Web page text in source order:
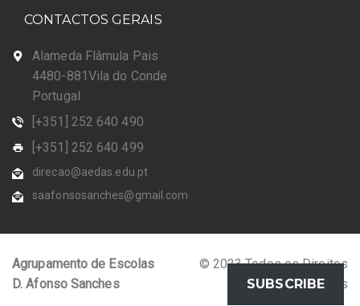
CONTACTOS GERAIS
Alameda Flâmula Pais
4480-881Vila do Conde
Portugal
[+351] 252 640 490
[+351] 252 640 499
direcao@aedas.edu.pt
saafonsosanches@gmail.com
Agrupamento de Escolas
D. Afonso Sanches
© 2023 Todos os Direitos
Reservados
SUBSCRIBE